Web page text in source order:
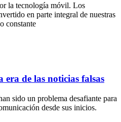
la tecnología móvil. Los
en parte integral de nuestras
constante
de las noticias falsas
sido un problema desafiante para
desde sus inicios.